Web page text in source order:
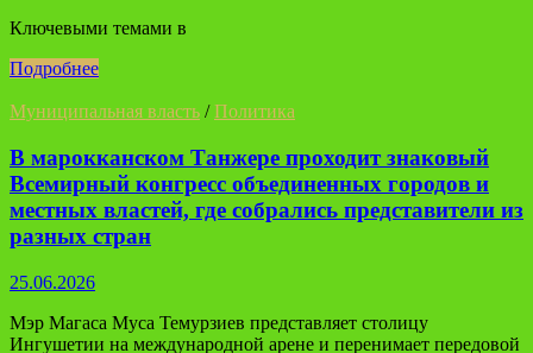
Ключевыми темами в
Подробнее
Муниципальная власть /Политика
В марокканском Танжере проходит знаковый
Всемирный конгресс объединенных городов и
местных властей, где собрались представители из
разных стран
25.06.2026
Мэр Магаса Муса Темурзиев представляет столицу
Ингушетии на международной арене и перенимает передовой